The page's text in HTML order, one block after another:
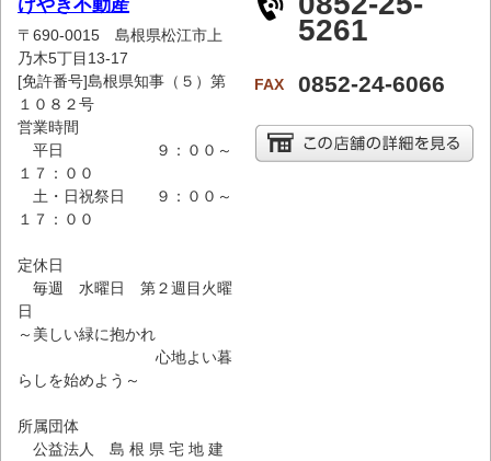
けやき不動産
〒690-0015 島根県松江市上
乃木5丁目13-17
[免許番号]島根県知事（５）第
１０８２号
営業時間
平日 ９：００～
１７：００
土・日祝祭日 ９：００～
１７：００
定休日
毎週 水曜日 第２週目火曜
日
～美しい緑に抱かれ
心地よい暮
らしを始めよう～
所属団体
公益法人 島 根 県 宅 地 建
5261
FAX 0852-24-6066